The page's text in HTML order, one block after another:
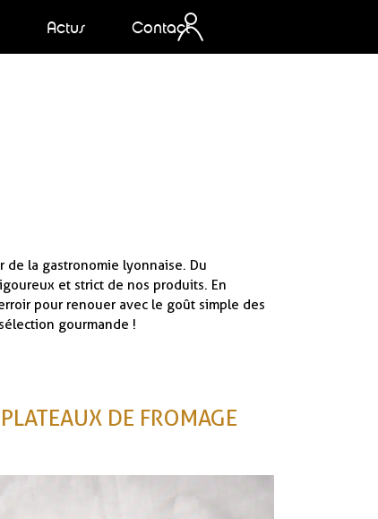
Actus Contact
la gastronomie lyonnaise. Du
et strict de nos produits. En
pour renouer avec le goût simple des
gourmande !
PLATEAUX DE FROMAGE